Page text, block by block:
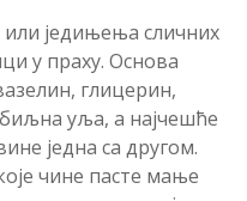
једињења сличних
у праху. Основа
глицерин,
уља, а најчешће
једна са другом.
чине пасте мање